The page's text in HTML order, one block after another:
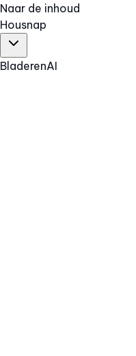
Naar de inhoud
Housnap
BladerenAI